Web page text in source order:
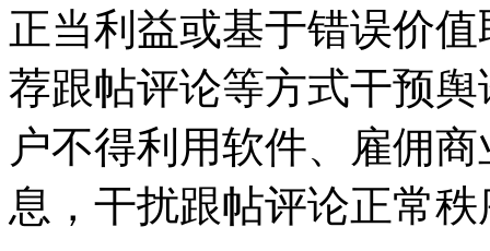
正当利益或基于错误价
荐跟帖评论等方式干预
户不得利用软件、雇佣
息，干扰跟帖评论正常